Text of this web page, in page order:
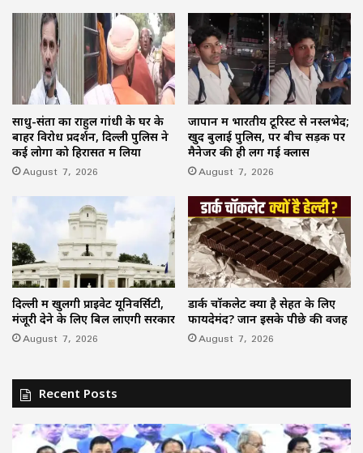
साधु-संतों का राहुल गांधी के घर के
बाहर विरोध प्रदर्शन, दिल्ली पुलिस ने
कई लोगों को हिरासत में लिया
August 7, 2026
जापान में भारतीय टूरिस्ट से नस्लभेद;
खुद बुलाई पुलिस, पर बीच सड़क पर
मैनेजर की ही लग गई क्लास
August 7, 2026
दिल्ली में खुलेंगी प्राइवेट यूनिवर्सिटी,
मंजूरी देने के लिए बिल लाएगी सरकार
August 7, 2026
डार्क चॉकलेट क्यों है सेहत के लिए
फायदेमंद? जानें इसके पीछे की वजह
August 7, 2026
Recent Posts